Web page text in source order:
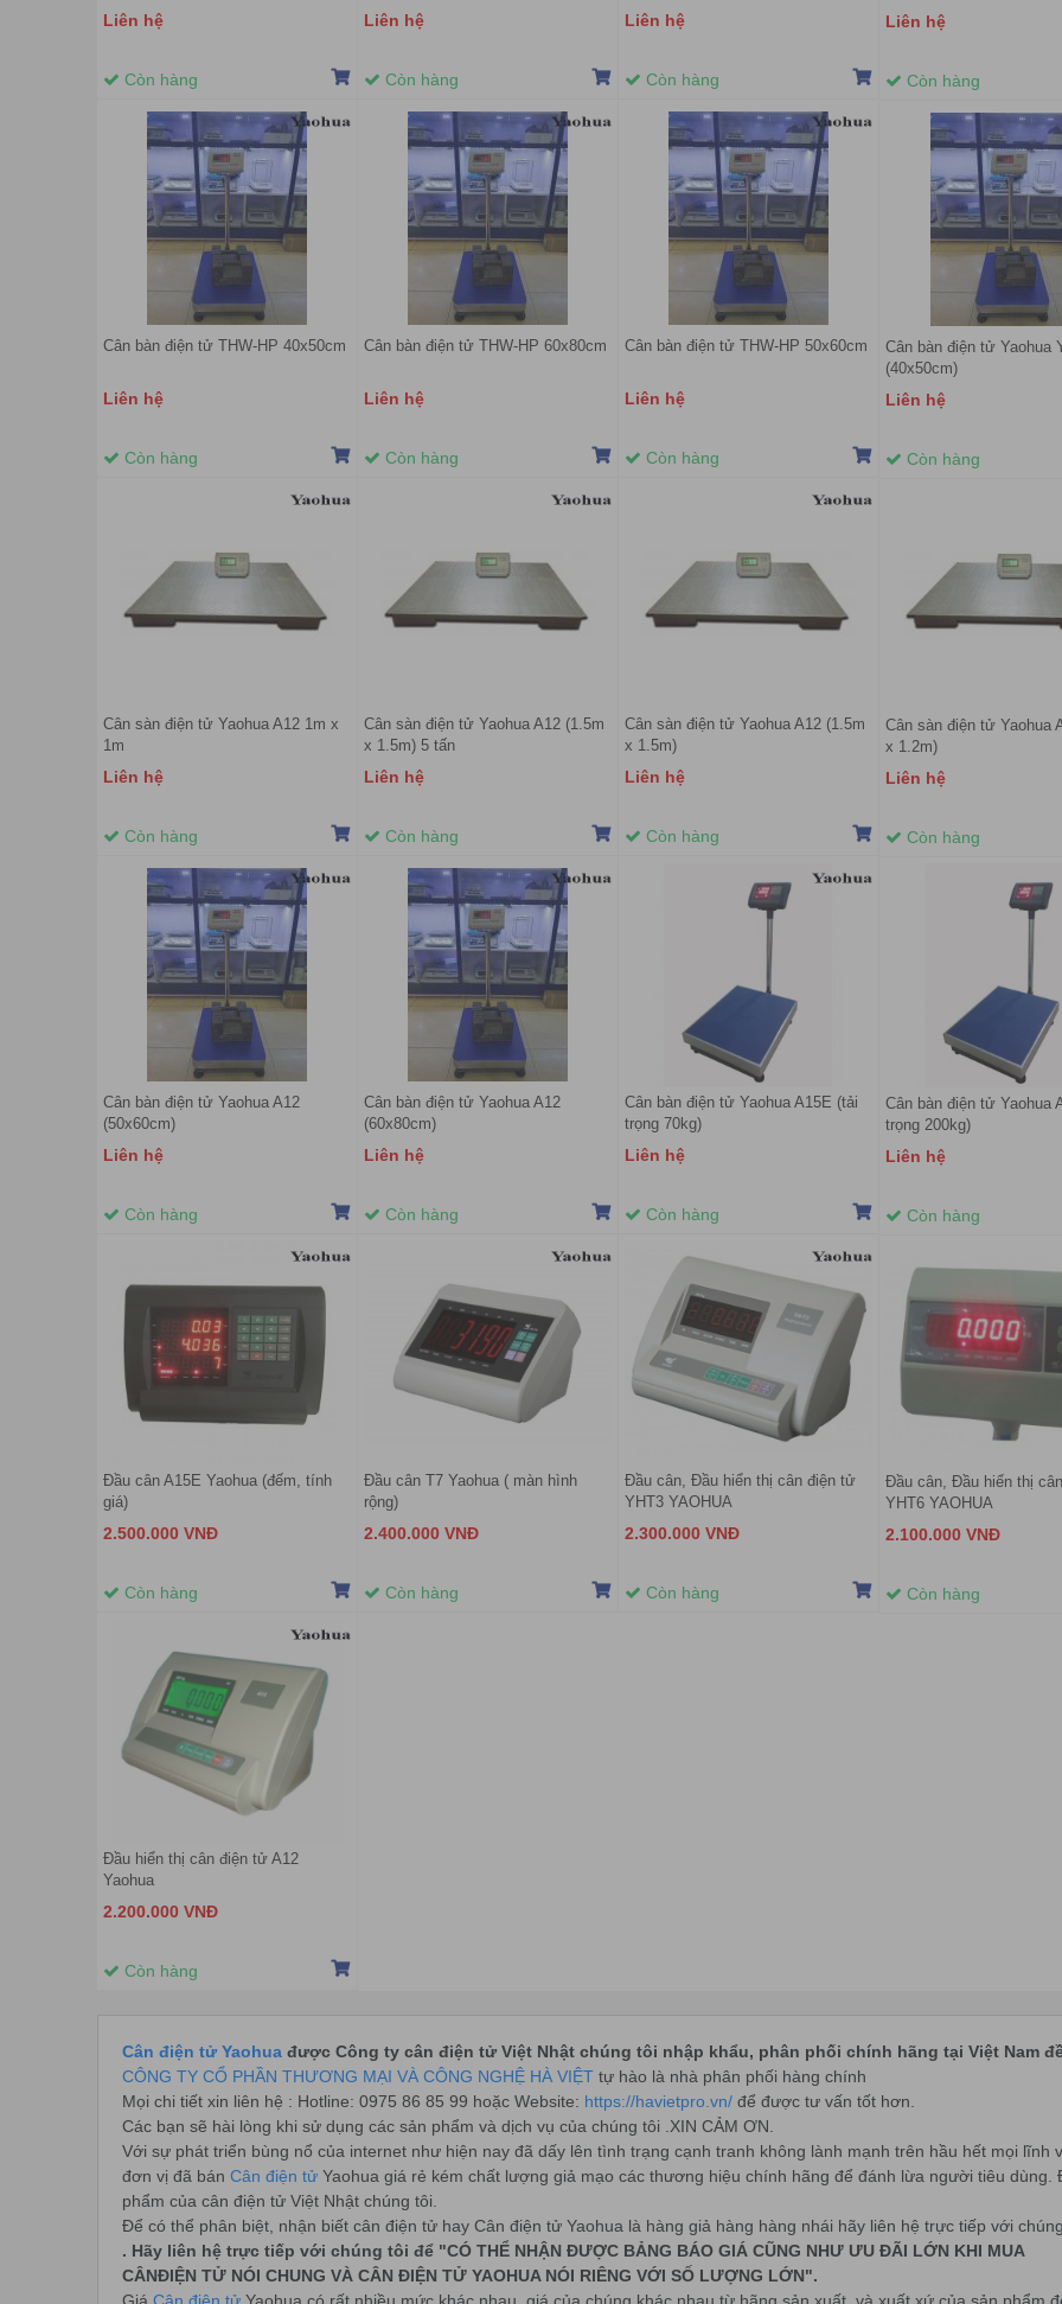
Liên hệ
Còn hàng
Liên hệ
Còn hàng
Liên hệ
Còn hàng
Liên hệ
Còn hàng
Cân bàn điện tử THW-HP 40x50cm
Liên hệ
Còn hàng
Cân bàn điện tử THW-HP 60x80cm
Liên hệ
Còn hàng
Cân bàn điện tử THW-HP 50x60cm
Liên hệ
Còn hàng
Cân bàn điện tử Yaohua
(40x50cm)
Liên hệ
Còn hàng
Cân sàn điện tử Yaohua A12 1m x
1m
Liên hệ
Còn hàng
Cân sàn điện tử Yaohua A12 (1.5m
x 1.5m) 5 tấn
Liên hệ
Còn hàng
Cân sàn điện tử Yaohua A12 (1.5m
x 1.5m)
Liên hệ
Còn hàng
Cân sàn điện tử Yaohua
x 1.2m)
Liên hệ
Còn hàng
Cân bàn điện tử Yaohua A12
(50x60cm)
Liên hệ
Còn hàng
Cân bàn điện tử Yaohua A12
(60x80cm)
Liên hệ
Còn hàng
Cân bàn điện tử Yaohua A15E (tải
trọng 70kg)
Liên hệ
Còn hàng
Cân bàn điện tử Yaohua
trọng 200kg)
Liên hệ
Còn hàng
Đầu cân A15E Yaohua (đếm, tính
giá)
2.500.000 VNĐ
Còn hàng
Đầu cân T7 Yaohua ( màn hình
rộng)
2.400.000 VNĐ
Còn hàng
Đầu cân, Đầu hiển thị cân điện tử
YHT3 YAOHUA
2.300.000 VNĐ
Còn hàng
Đầu cân, Đầu hiển thị
YHT6 YAOHUA
2.100.000 VNĐ
Còn hàng
Đầu hiển thị cân điện tử A12
Yaohua
2.200.000 VNĐ
Còn hàng
Cân điện tử Yaohua được Công ty cân điện tử Việt Nhật chúng tôi nhập khẩu, phân phối chính hãng tại Việt Nam
CÔNG TY CỔ PHẦN THƯƠNG MẠI VÀ CÔNG NGHỆ HÀ VIỆT tự hào là nhà phân phối hàng chính
Mọi chi tiết xin liên hệ : Hotline: 0975 86 85 99 hoặc Website: https://havietpro.vn/ để được tư vấn tốt hơn.
Các bạn sẽ hài lòng khi sử dụng các sản phẩm và dịch vụ của chúng tôi .XIN CẢM ƠN.
Với sự phát triển bùng nổ của internet như hiện nay đã dấy lên tình trạng cạnh tranh không lành mạnh trên hầu hết mọi lĩnh
đơn vị đã bán Cân điện tử Yaohua giá rẻ kém chất lượng giả mạo các thương hiệu chính hãng để đánh lừa người tiêu
phẩm của cân điện tử Việt Nhật chúng tôi.
Để có thể phân biệt, nhận biết cân điện tử hay Cân điện tử Yaohua là hàng giả hàng hàng nhái hãy liên hệ trực tiếp với
. Hãy liên hệ trực tiếp với chúng tôi để "CÓ THỂ NHẬN ĐƯỢC BẢNG BÁO GIÁ CŨNG NHƯ ƯU ĐÃI LỚN KHI MUA
CÂNĐIỆN TỬ NÓI CHUNG VÀ CÂN ĐIỆN TỬ YAOHUA NÓI RIÊNG VỚI SỐ LƯỢNG LỚN".